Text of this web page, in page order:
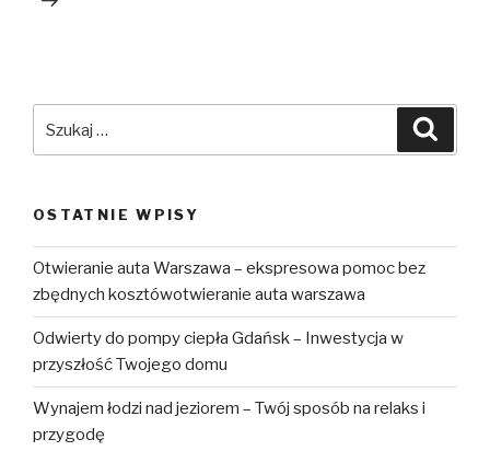
OSTATNIE WPISY
Otwieranie auta Warszawa – ekspresowa pomoc bez
zbędnych kosztówotwieranie auta warszawa
Odwierty do pompy ciepła Gdańsk – Inwestycja w
przyszłość Twojego domu
Wynajem łodzi nad jeziorem – Twój sposób na relaks i
przygodę